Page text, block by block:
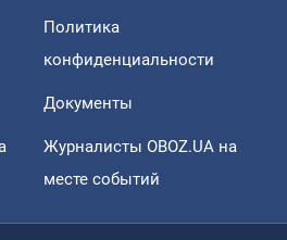
Политика
конфиденциальности
Документы
Журналисты OBOZ.UA на
месте событий